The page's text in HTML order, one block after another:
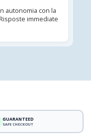
autonomia con la
immediate
GUARANTEED
SAFE CHECKOUT